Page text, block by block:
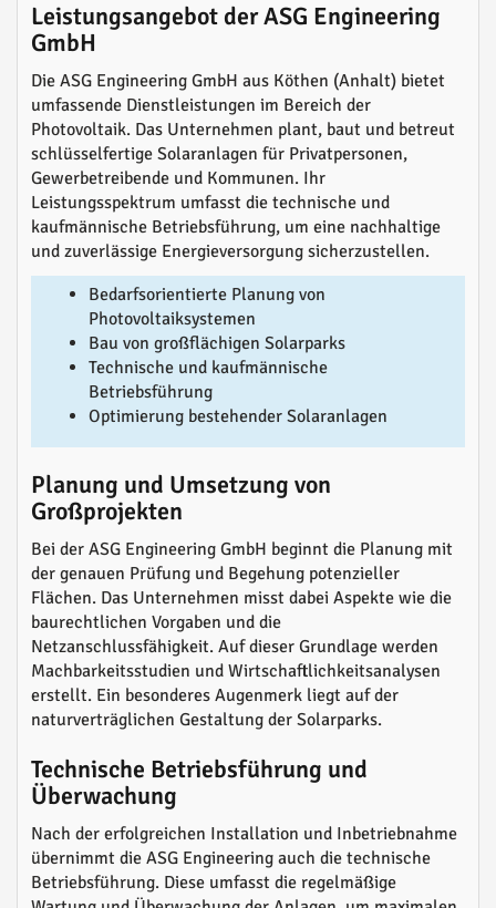
Leistungsangebot der ASG Engineering
GmbH
Die ASG Engineering GmbH aus Köthen (Anhalt) bietet
umfassende Dienstleistungen im Bereich der
Photovoltaik. Das Unternehmen plant, baut und betreut
schlüsselfertige Solaranlagen für Privatpersonen,
Gewerbetreibende und Kommunen. Ihr
Leistungsspektrum umfasst die technische und
kaufmännische Betriebsführung, um eine nachhaltige
und zuverlässige Energieversorgung sicherzustellen.
Bedarfsorientierte Planung von
Photovoltaiksystemen
Bau von großflächigen Solarparks
Technische und kaufmännische
Betriebsführung
Optimierung bestehender Solaranlagen
Planung und Umsetzung von
Großprojekten
Bei der ASG Engineering GmbH beginnt die Planung mit
der genauen Prüfung und Begehung potenzieller
Flächen. Das Unternehmen misst dabei Aspekte wie die
baurechtlichen Vorgaben und die
Netzanschlussfähigkeit. Auf dieser Grundlage werden
Machbarkeitsstudien und Wirtschaftlichkeitsanalysen
erstellt. Ein besonderes Augenmerk liegt auf der
naturverträglichen Gestaltung der Solarparks.
Technische Betriebsführung und
Überwachung
Nach der erfolgreichen Installation und Inbetriebnahme
übernimmt die ASG Engineering auch die technische
Betriebsführung. Diese umfasst die regelmäßige